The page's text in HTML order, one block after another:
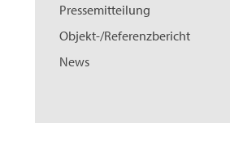
Pressemitteilung
Objekt-/Referenzbericht
News